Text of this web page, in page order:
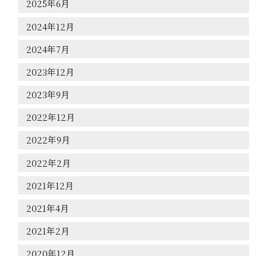
2025年6月
2024年12月
2024年7月
2023年12月
2023年9月
2022年12月
2022年9月
2022年2月
2021年12月
2021年4月
2021年2月